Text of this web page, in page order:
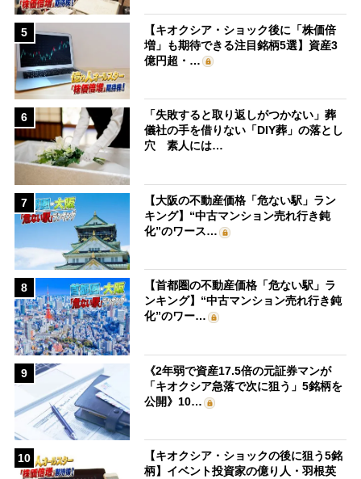
5
【キオクシア・ショック後に「株価倍
増」も期待できる注目銘柄5選】資産3
億円超・…
6
「失敗すると取り返しがつかない」葬
儀社の手を借りない「DIY葬」の落とし
穴 素人には…
7
【大阪の不動産価格「危ない駅」ラン
キング】“中古マンション売れ行き鈍
化”のワース…
8
【首都圏の不動産価格「危ない駅」ラ
ンキング】“中古マンション売れ行き鈍
化”のワー…
9
《2年弱で資産17.5倍の元証券マンが
「キオクシア急落で次に狙う」5銘柄を
公開》10…
10
【キオクシア・ショックの後に狙う5銘
柄】イベント投資家の億り人・羽根英